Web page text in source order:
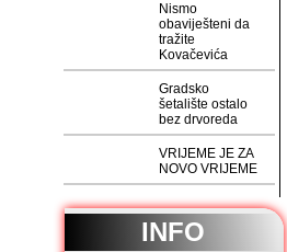
Nismo
obaviješteni da
tražite
Kovačevića
Gradsko
šetalište ostalo
bez drvoreda
VRIJEME JE ZA
NOVO VRIJEME
INFO